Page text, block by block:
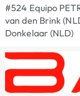
#524 Equipo
van den Brink
Donkelaar (NLD)